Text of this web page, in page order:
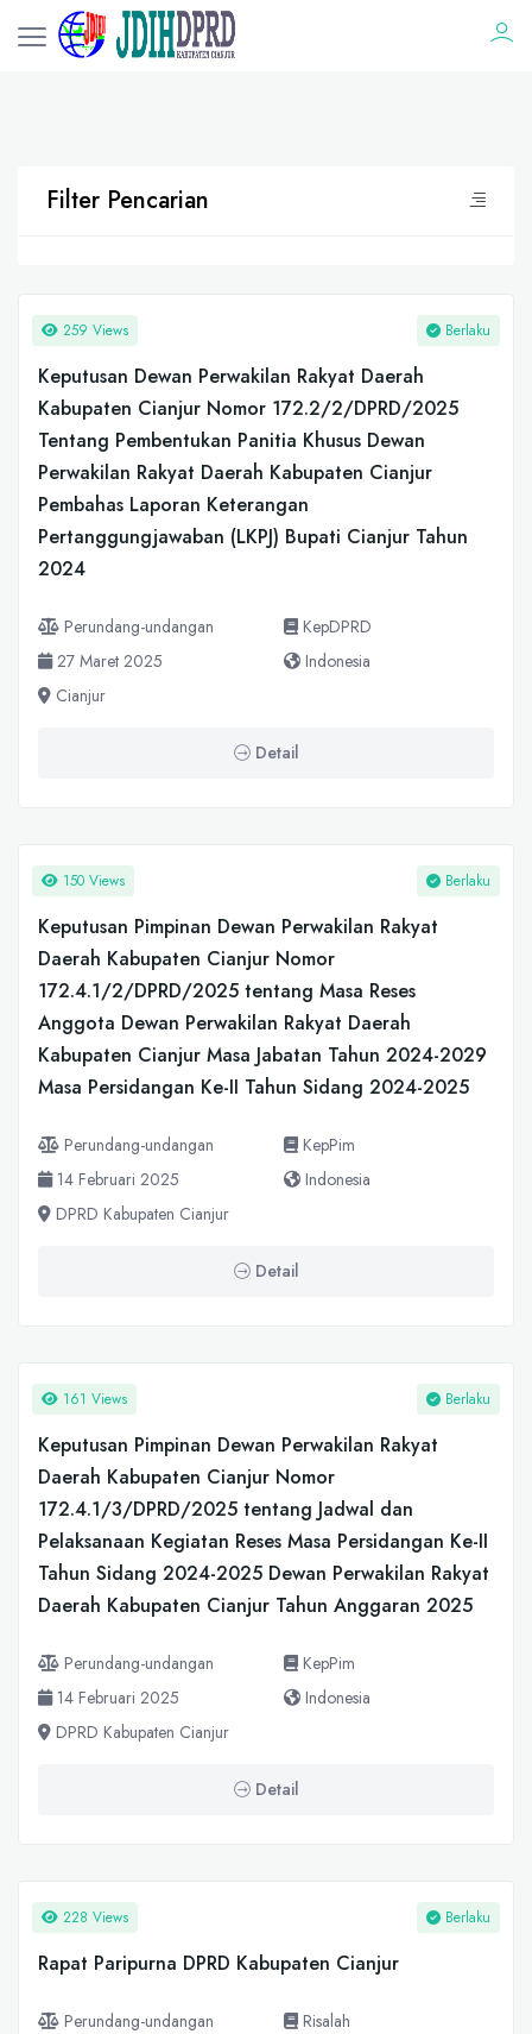
Filter Pencarian
259 Views Berlaku
Keputusan Dewan Perwakilan Rakyat Daerah
Kabupaten Cianjur Nomor 172.2/2/DPRD/2025
Tentang Pembentukan Panitia Khusus Dewan
Perwakilan Rakyat Daerah Kabupaten Cianjur
Pembahas Laporan Keterangan
Pertanggungjawaban (LKPJ) Bupati Cianjur Tahun
2024
Perundang-undangan
KepDPRD
27 Maret 2025
Indonesia
Cianjur
Detail
150 Views Berlaku
Keputusan Pimpinan Dewan Perwakilan Rakyat
Daerah Kabupaten Cianjur Nomor
172.4.1/2/DPRD/2025 tentang Masa Reses
Anggota Dewan Perwakilan Rakyat Daerah
Kabupaten Cianjur Masa Jabatan Tahun 2024-2029
Masa Persidangan Ke-II Tahun Sidang 2024-2025
Perundang-undangan
KepPim
14 Februari 2025
Indonesia
DPRD Kabupaten Cianjur
Detail
161 Views Berlaku
Keputusan Pimpinan Dewan Perwakilan Rakyat
Daerah Kabupaten Cianjur Nomor
172.4.1/3/DPRD/2025 tentang Jadwal dan
Pelaksanaan Kegiatan Reses Masa Persidangan Ke-II
Tahun Sidang 2024-2025 Dewan Perwakilan Rakyat
Daerah Kabupaten Cianjur Tahun Anggaran 2025
Perundang-undangan
KepPim
14 Februari 2025
Indonesia
DPRD Kabupaten Cianjur
Detail
228 Views Berlaku
Rapat Paripurna DPRD Kabupaten Cianjur
Perundang-undangan
Risalah